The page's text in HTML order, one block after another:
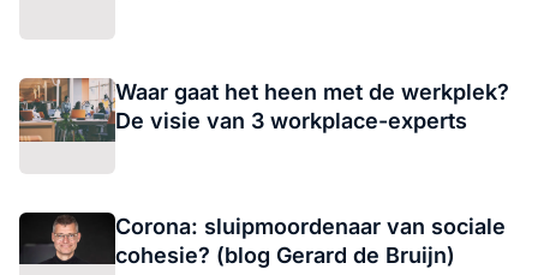
Waar gaat het heen met de werkplek?
De visie van 3 workplace-experts
Corona: sluipmoordenaar van sociale
cohesie? (blog Gerard de Bruijn)